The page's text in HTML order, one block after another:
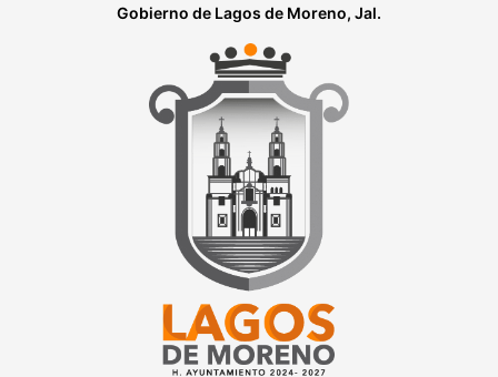
Gobierno de Lagos de Moreno, Jal.